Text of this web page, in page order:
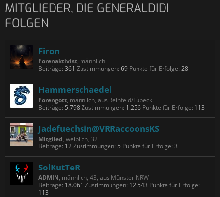
MITGLIEDER, DIE GENERALDIDI
FOLGEN
Firon
Forenaktivist, männlich
Beiträge: 361 Zustimmungen: 69 Punkte für Erfolge: 28
Hammerschaedel
Forengott, männlich, aus Reinfeld/Lübeck
Beiträge: 5.798Zustimmungen: 1.256 Punkte für Erfolge: 113
Jadefuechsin@VRRaccoonsKS
Mitglied, weiblich, 32
Beiträge: 12Zustimmungen: 5 Punkte für Erfolge: 3
SolKutTeR
ADMIN, männlich, 43, aus Münster NRW
Beiträge: 18.061 Zustimmungen: 12.543 Punkte für Erfolge:
113